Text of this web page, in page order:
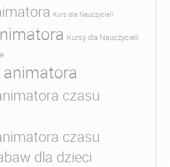
Kurs dla Nauczycieli
Kursy dla Nauczycieli
czasu
czasu
dla dzieci